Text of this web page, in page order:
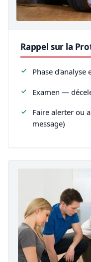
Rappel sur la
Phase d'analyse
Examen —
Faire alerter ou
message)